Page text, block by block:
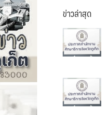
ข่าวล่าสุด